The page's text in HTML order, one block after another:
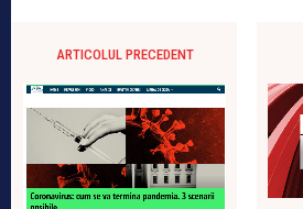
ARTICOLUL PRECEDENT